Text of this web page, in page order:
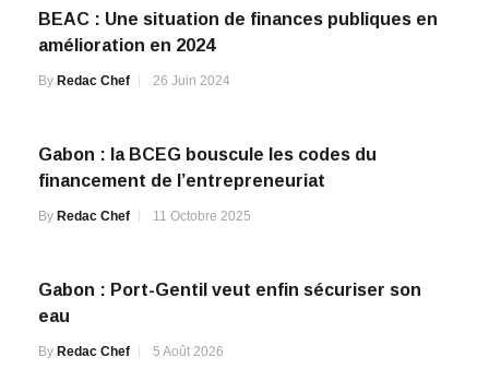
BEAC : Une situation de finances publiques en
amélioration en 2024
By Redac Chef 26 Juin 2024
Gabon : la BCEG bouscule les codes du
financement de l’entrepreneuriat
By Redac Chef 11 Octobre 2025
Gabon : Port-Gentil veut enfin sécuriser son
eau
By Redac Chef 5 Août 2026